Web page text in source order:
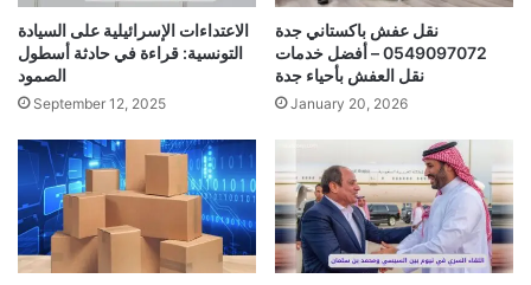
الاعتداءات الإسرائيلية على السيادة
التونسية: قراءة في حادثة أسطول
الصمود
September 12, 2025
نقل عفش باكستاني جدة
0549097072 – أفضل خدمات
نقل العفش بأحياء جدة
January 20, 2026